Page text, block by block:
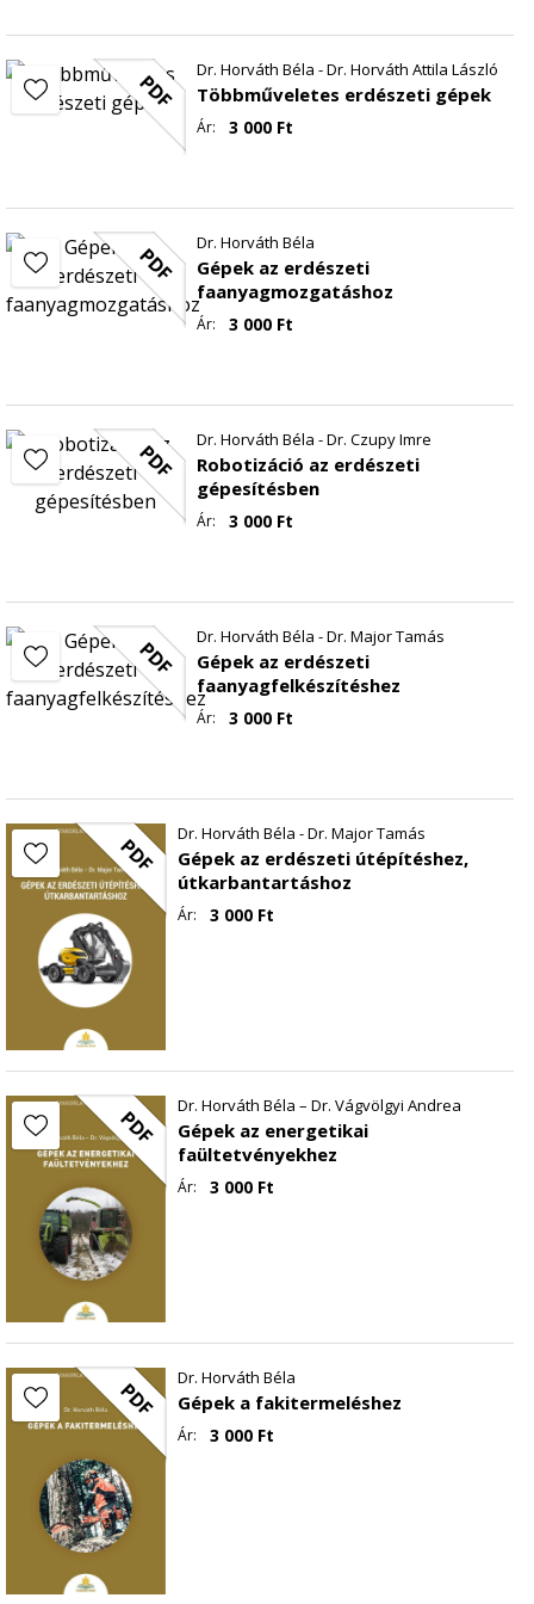
PDF Dr. Horváth Béla - Dr. Horváth Attila László
Többműveletes erdészeti gépek
Ár: 3 000 Ft
PDF Dr. Horváth Béla
Gépek az erdészeti
faanyagmozgatáshoz
Ár: 3 000 Ft
PDF Dr. Horváth Béla - Dr. Czupy Imre
Robotizáció az erdészeti
gépesítésben
Ár: 3 000 Ft
PDF Dr. Horváth Béla - Dr. Major Tamás
Gépek az erdészeti
faanyagfelkészítéshez
Ár: 3 000 Ft
PDF Dr. Horváth Béla - Dr. Major Tamás
Gépek az erdészeti útépítéshez,
útkarbantartáshoz
Ár: 3 000 Ft
PDF Dr. Horváth Béla – Dr. Vágvölgyi Andrea
Gépek az energetikai
faültetvényekhez
Ár: 3 000 Ft
PDF Dr. Horváth Béla
Gépek a fakitermeléshez
Ár: 3 000 Ft